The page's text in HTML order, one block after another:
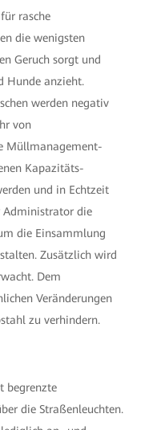
rasche
die wenigsten
Geruch sorgt und
Hunde anzieht.
werden negativ
von
Müllmanagement-
Kapazitäts-
und in Echtzeit
Administrator die
die Einsammlung
Zusätzlich wird
Dem
Veränderungen
zu verhindern.
begrenzte
die Straßenleuchten.